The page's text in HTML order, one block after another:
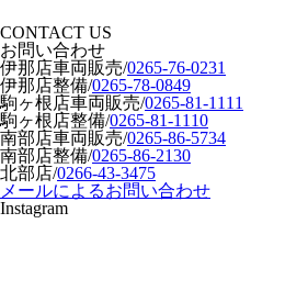
CONTACT US
お問い合わせ
伊那店車両販売/0265-76-0231
伊那店整備/0265-78-0849
駒ヶ根店車両販売/0265-81-1111
駒ヶ根店整備/0265-81-1110
南部店車両販売/0265-86-5734
南部店整備/0265-86-2130
北部店/0266-43-3475
メールによるお問い合わせ
Instagram